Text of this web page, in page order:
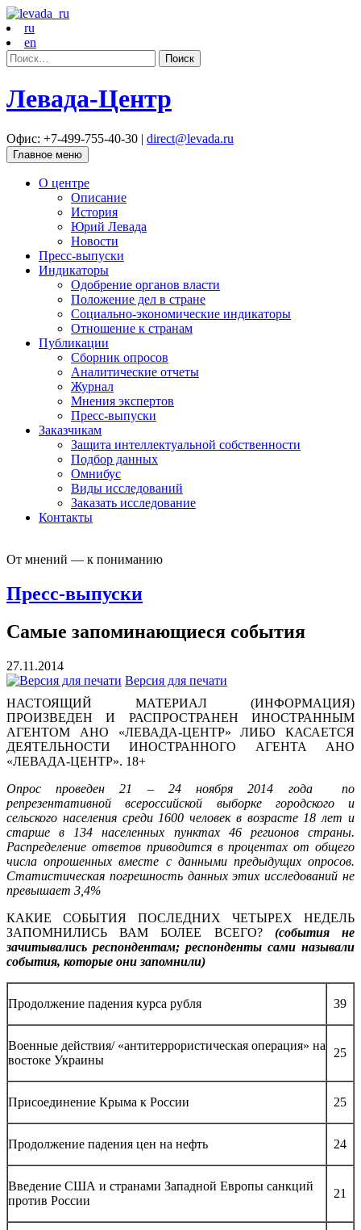
ru
en
Найти:
Левада-Центр
Офис: +7-499-755-40-30 | direct@levada.ru
Главное меню
О центре
Описание
История
Юрий Левада
Новости
Пресс-выпуски
Индикаторы
Одобрение органов власти
Положение дел в стране
Социально-экономические индикаторы
Отношение к странам
Публикации
Сборник опросов
Аналитические отчеты
Журнал
Мнения экспертов
Пресс-выпуски
Заказчикам
Защита интеллектуальной собственности
Подбор данных
Омнибус
Виды исследований
Заказать исследование
Контакты
От мнений — к пониманию
Пресс-выпуски
Самые запоминающиеся события
27.11.2014
Версия для печати
НАСТОЯЩИЙ МАТЕРИАЛ (ИНФОРМАЦИЯ)
ПРОИЗВЕДЕН И РАСПРОСТРАНЕН ИНОСТРАННЫМ
АГЕНТОМ АНО «ЛЕВАДА-ЦЕНТР» ЛИБО КАСАЕТСЯ
ДЕЯТЕЛЬНОСТИ ИНОСТРАННОГО АГЕНТА АНО
«ЛЕВАДА-ЦЕНТР». 18+
Опрос проведен 21 – 24 ноября 2014 года по
репрезентативной всероссийской выборке городского и
сельского населения среди 1600 человек в возрасте 18 лет и
старше в 134 населенных пунктах 46 регионов страны.
Распределение ответов приводится в процентах от общего
числа опрошенных вместе с данными предыдущих опросов.
Статистическая погрешность данных этих исследований не
превышает 3,4%
КАКИЕ СОБЫТИЯ ПОСЛЕДНИХ ЧЕТЫРЕХ НЕДЕЛЬ
ЗАПОМНИЛИСЬ ВАМ БОЛЕЕ ВСЕГО?
(события не
зачитывались респондентам; респонденты сами называли
события, которые они запомнили)
Продолжение падения курса рубля 39
Военные действия/ «антитеррористическая операция» на
востоке Украины
25
Присоединение Крыма к России 25
Продолжение падения цен на нефть 24
Введение США и странами Западной Европы санкций
против России
21